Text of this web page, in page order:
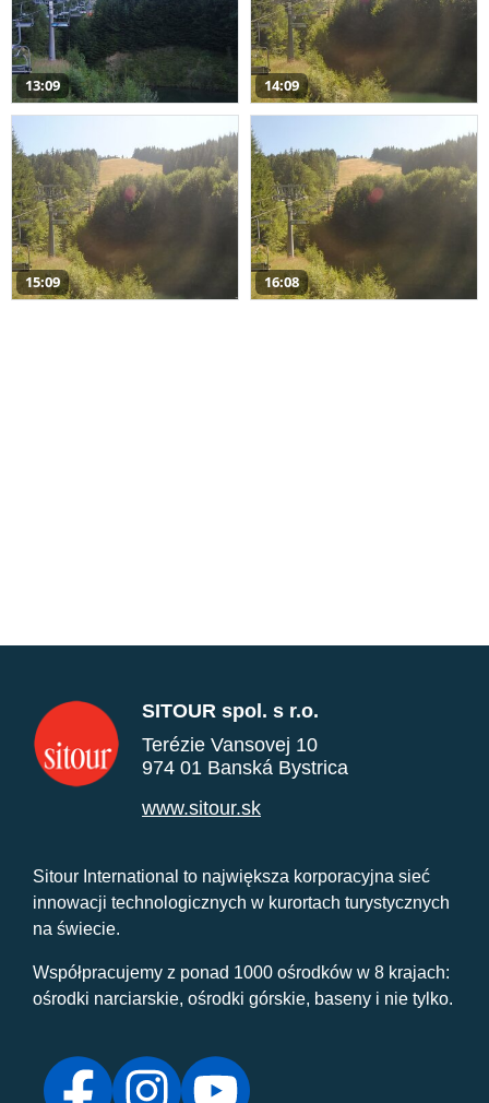
13:09 14:09
15:09 16:08
SITOUR spol. s r.o.
Terézie Vansovej 10
974 01 Banská Bystrica
www.sitour.sk
Sitour International to największa korporacyjna sieć
innowacji technologicznych w kurortach turystycznych
na świecie.
Współpracujemy z ponad 1000 ośrodków w 8 krajach:
ośrodki narciarskie, ośrodki górskie, baseny i nie tylko.